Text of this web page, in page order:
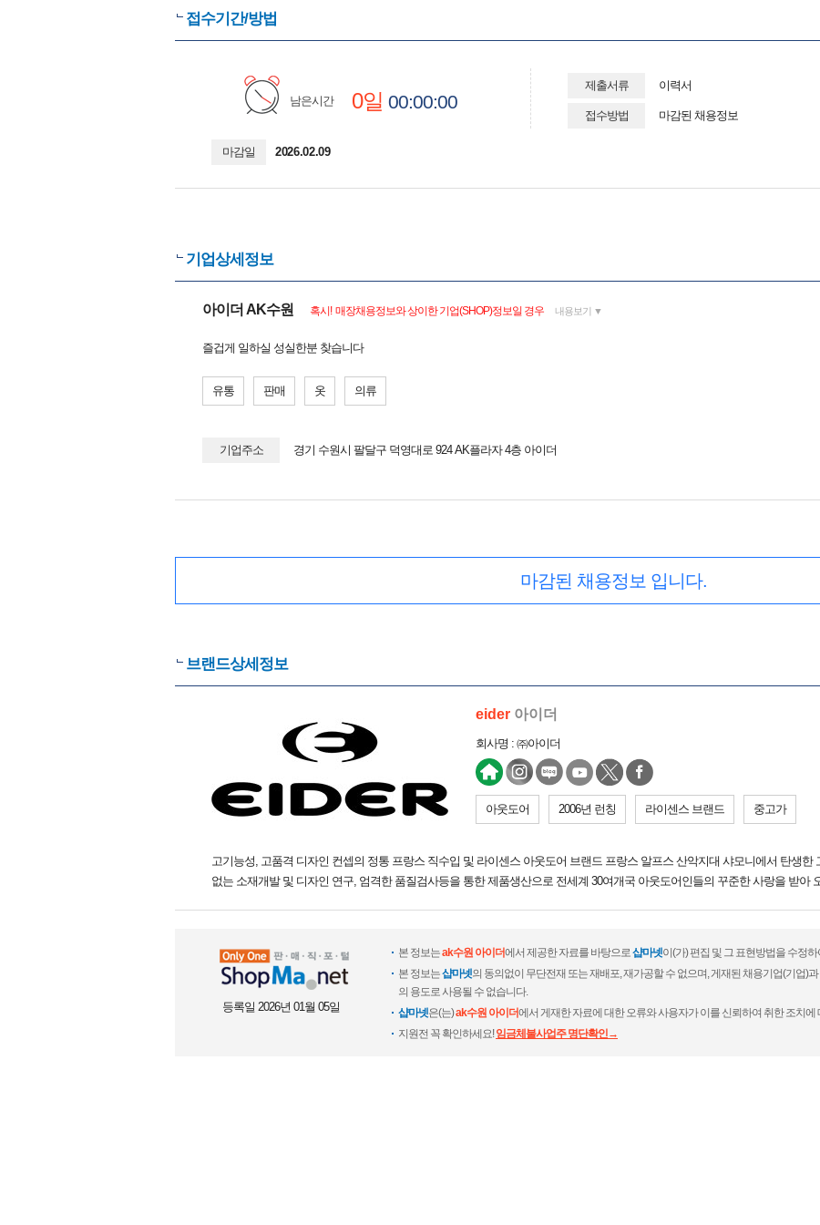
접수기간/방법
남은시간 0일 00:00:00
마감일 2026.02.09
제출서류 이력서
접수방법 마감된 채용정보
기업상세정보
아이더 AK수원 혹시! 매장채용정보와 상이한 기업(SHOP)정보일 경우 내용보기 ▼
즐겁게 일하실 성실한분 찾습니다
유통 판매 옷 의류
기업주소 경기 수원시 팔달구 덕영대로 924 AK플라자 4층 아이더
마감된 채용정보 입니다.
브랜드상세정보
eider 아이더
회사명 : ㈜아이더
아웃도어 2006년 런칭 라이센스 브랜드 중고가
고기능성, 고품격 디자인 컨셉의 정통 프랑스 직수입 및 라이센스 아웃도어 브랜드 프랑스 알프스 산악지대 샤모니에서 탄생한
없는 소재개발 및 디자인 연구, 엄격한 품질검사등을 통한 제품생산으로 전세계 30여개국 아웃도어인들의 꾸준한 사랑을 받아
등록일 2026년 01월 05일
본 정보는ak수원 아이더에서 제공한 자료를 바탕으로샵마넷이(가) 편집 및 그 표현방법을 수정
본 정보는샵마넷의 동의없이 무단전재 또는 재배포, 재가공할 수 없으며, 게재된 채용기업(기업)
의 용도로 사용될 수 없습니다.
샵마넷은(는)ak수원 아이더에서 게재한 자료에 대한 오류와 사용자가 이를 신뢰하여 취한 조치에
지원전 꼭 확인하세요!임금체불사업주 명단확인→